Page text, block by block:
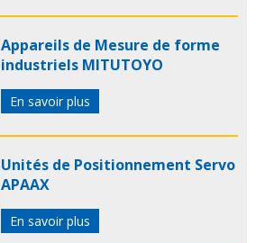
Appareils de Mesure de forme
industriels MITUTOYO
En savoir plus
Unités de Positionnement Servo
APAAX
En savoir plus